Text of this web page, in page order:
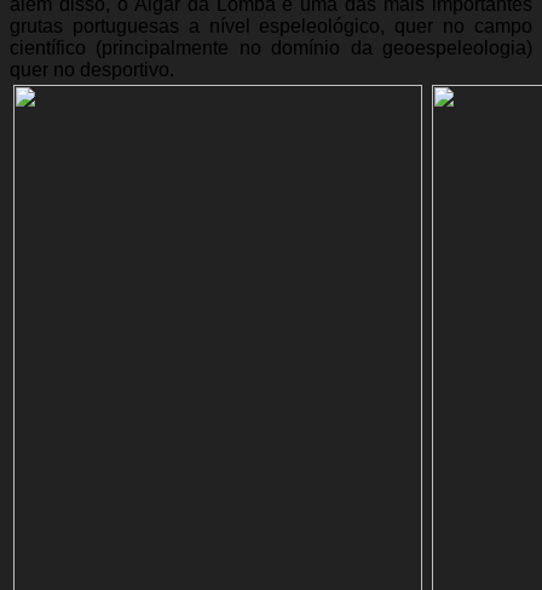
grutas portuguesas a nível espeleológico, quer no campo
científico (principalmente no domínio da geoespeleologia)
quer no desportivo.